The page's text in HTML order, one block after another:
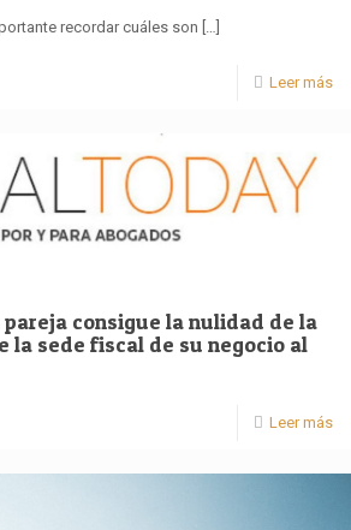
recordar cuáles son […]
Leer más
pareja consigue la nulidad de la
la sede fiscal de su negocio al
Leer más